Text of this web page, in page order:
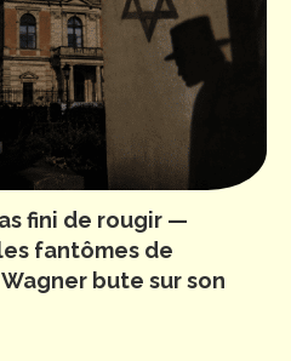
fini de rougir —
fantômes de
bute sur son